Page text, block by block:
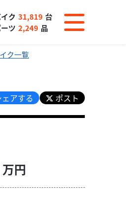
ク 31,819 台
ツ 2,249 品
ク一覧
ェアする ポスト
万円